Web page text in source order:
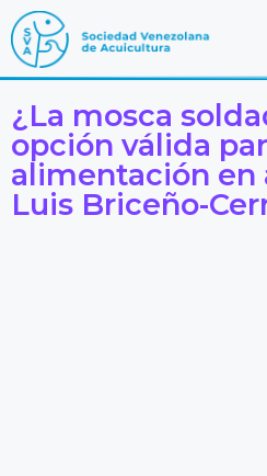
¿La mosca
opción válida
alimentación en
Luis Briceño-